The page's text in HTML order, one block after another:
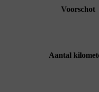
Voorschot
Aantal